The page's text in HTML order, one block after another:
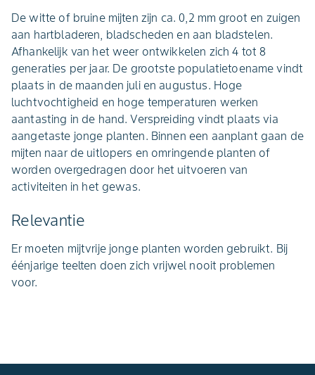
De witte of bruine mijten zijn ca. 0,2 mm groot en zuigen
aan hartbladeren, bladscheden en aan bladstelen.
Afhankelijk van het weer ontwikkelen zich 4 tot 8
generaties per jaar. De grootste populatietoename vindt
plaats in de maanden juli en augustus. Hoge
luchtvochtigheid en hoge temperaturen werken
aantasting in de hand. Verspreiding vindt plaats via
aangetaste jonge planten. Binnen een aanplant gaan de
mijten naar de uitlopers en omringende planten of
worden overgedragen door het uitvoeren van
activiteiten in het gewas.
Relevantie
Er moeten mijtvrije jonge planten worden gebruikt. Bij
éénjarige teelten doen zich vrijwel nooit problemen
voor.